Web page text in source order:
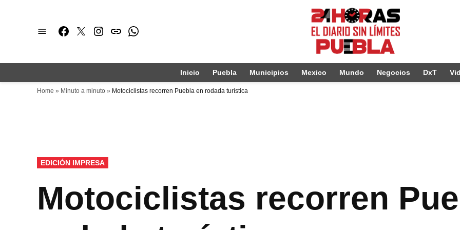
Facebook
TwitterInstagram
issuuWhatsapp
Inicio Puebla Municipios Mexico Mundo Negocios DxT
Home » Minuto a minuto » Motociclistas recorren Puebla en rodada turística
PUBLICADO
EN
EDICIÓN IMPRESA
Motociclistas recorren